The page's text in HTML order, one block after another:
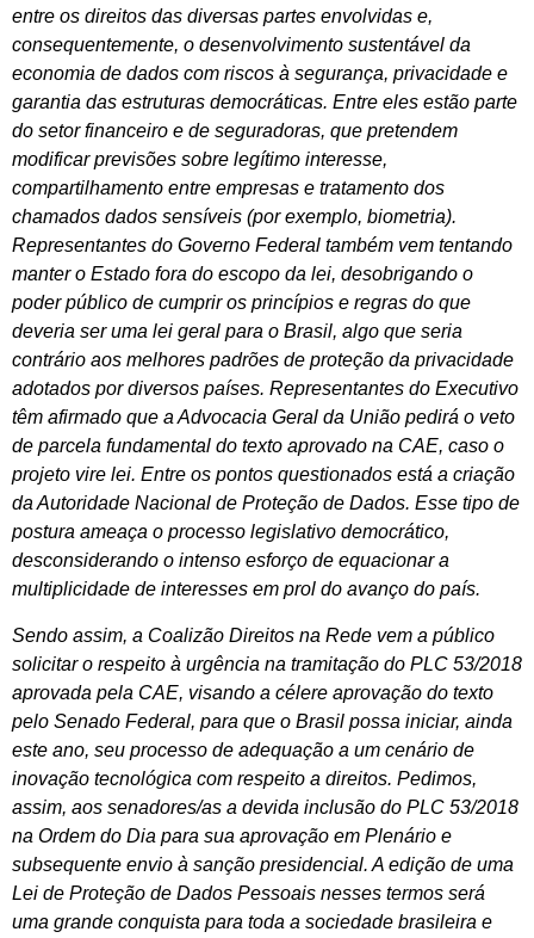
entre os direitos das diversas partes envolvidas e,
consequentemente, o desenvolvimento sustentável da
economia de dados com riscos à segurança, privacidade e
garantia das estruturas democráticas. Entre eles estão parte
do setor financeiro e de seguradoras, que pretendem
modificar previsões sobre legítimo interesse,
compartilhamento entre empresas e tratamento dos
chamados dados sensíveis (por exemplo, biometria).
Representantes do Governo Federal também vem tentando
manter o Estado fora do escopo da lei, desobrigando o
poder público de cumprir os princípios e regras do que
deveria ser uma lei geral para o Brasil, algo que seria
contrário aos melhores padrões de proteção da privacidade
adotados por diversos países. Representantes do Executivo
têm afirmado que a Advocacia Geral da União pedirá o veto
de parcela fundamental do texto aprovado na CAE, caso o
projeto vire lei. Entre os pontos questionados está a criação
da Autoridade Nacional de Proteção de Dados. Esse tipo de
postura ameaça o processo legislativo democrático,
desconsiderando o intenso esforço de equacionar a
multiplicidade de interesses em prol do avanço do país.
Sendo assim, a Coalizão Direitos na Rede vem a público
solicitar o respeito à urgência na tramitação do PLC 53/2018
aprovada pela CAE, visando a célere aprovação do texto
pelo Senado Federal, para que o Brasil possa iniciar, ainda
este ano, seu processo de adequação a um cenário de
inovação tecnológica com respeito a direitos. Pedimos,
assim, aos senadores/as a devida inclusão do PLC 53/2018
na Ordem do Dia para sua aprovação em Plenário e
subsequente envio à sanção presidencial. A edição de uma
Lei de Proteção de Dados Pessoais nesses termos será
uma grande conquista para toda a sociedade brasileira e